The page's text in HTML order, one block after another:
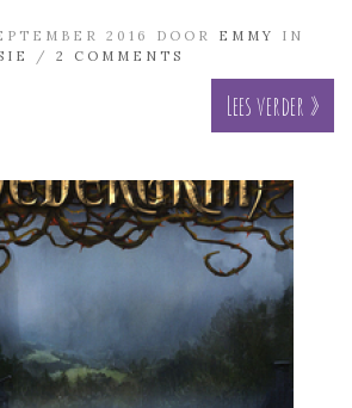
2016 DOOR EMMY
IN
/ 2 COMMENTS
Lees verder »